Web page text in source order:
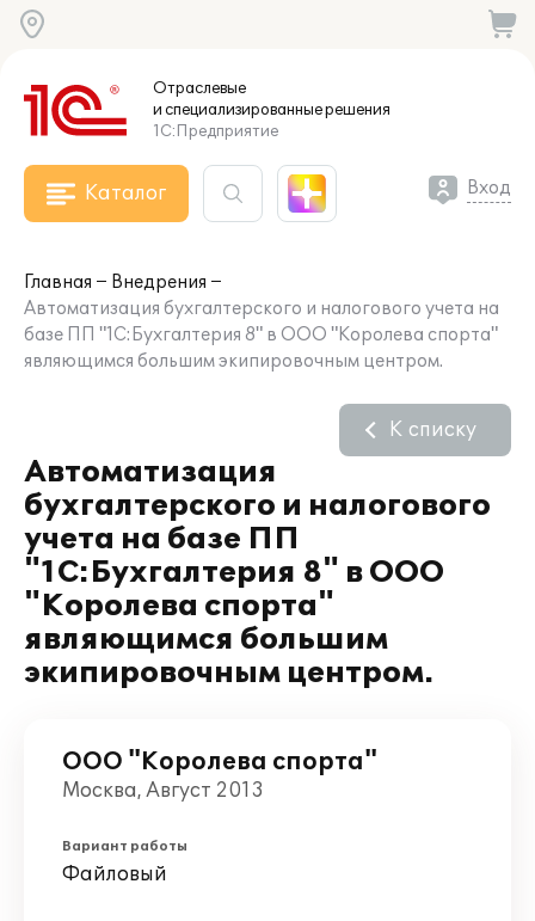
Отраслевые
и специализированныерешения
1С:Предприятие
Каталог Вход
Главная
Внедрения
Автоматизация бухгалтерского и налогового учета на
базе ПП "1C:Бухгалтерия 8" в ООО "Королева спорта"
являющимся большим экипировочным центром.
Автоматизация
бухгалтерского и налогового
учета на базе ПП
"1C:Бухгалтерия 8" в ООО
"Королева спорта"
являющимся большим
экипировочным центром.
К списку
ООО "Королева спорта"
Москва, Август 2013
Вариант работы
Файловый